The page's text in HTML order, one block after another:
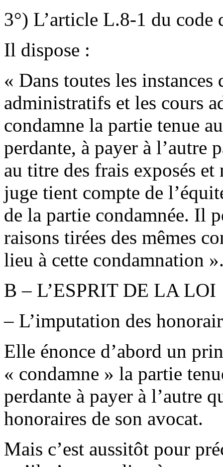
3°) L’article L.8-1 du
Il dispose :
« Dans toutes les
administratifs et les cours
condamne la partie tenue
perdante, à payer à l’autre
au titre des frais exposés
juge tient compte de
de la partie condamnée. Il
raisons tirées des mêmes
lieu à cette condamnation
B – L’ESPRIT DE LA LOI
– L’imputation des
Elle énonce d’abord un
« condamne » la partie
perdante à payer à l’autre
honoraires de son avocat.
Mais c’est aussitôt pour